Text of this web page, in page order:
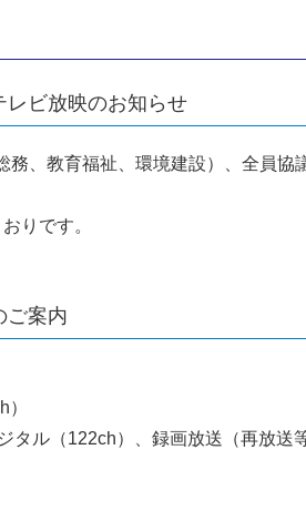
ビ放映のお知らせ
、教育福祉、環境建設）、全員協
りです。
ご案内
）
タル（122ch）、録画放送（再放送